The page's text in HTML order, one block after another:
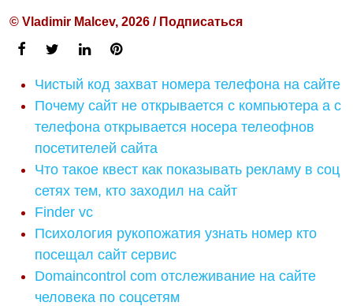
© Vladimir Malcev, 2026 / Подписаться
Чистый код захват номера телефона на сайте
Почему сайт не открывается с компьютера а с
телефона открывается носера телеофнов
посетителей сайта
Что такое квест как показывать рекламу в соц
сетях тем, кто заходил на сайт
Finder vc
Психология рукопожатия узнать номер кто
посещал сайт сервис
Domaincontrol com отслеживание на сайте
человека по соцсетям